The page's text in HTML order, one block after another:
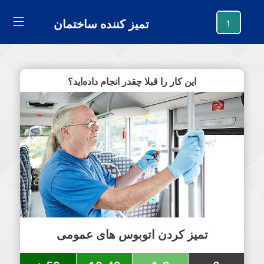
تمیز کننده ساختمان 1
این کار را قبلا چقدر انجام داده‌اید؟
تمیز کردن اتوبوس های عمومی